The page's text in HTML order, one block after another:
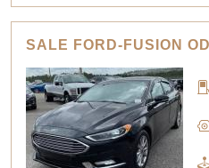
SALE FORD-FUSION